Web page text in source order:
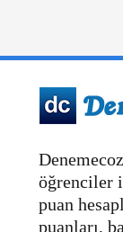
öğrenciler
puan
puanları,